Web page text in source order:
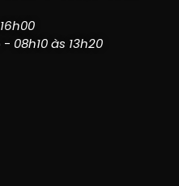
- 08h10 às 13h20